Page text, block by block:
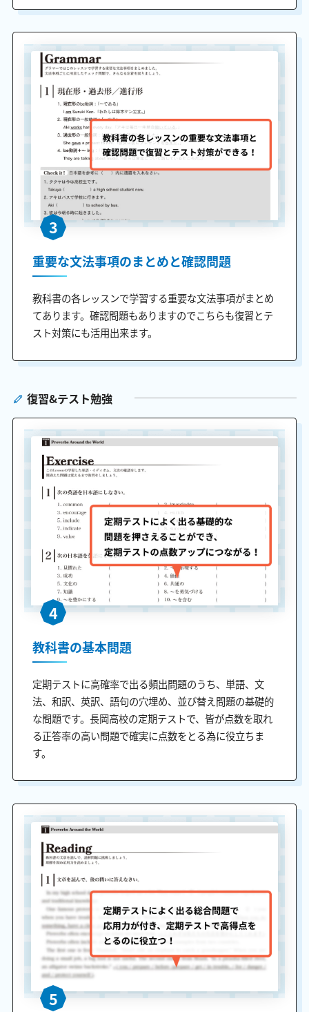
3
重要な文法事項のまとめと確認問題
教科書の各レッスンで学習する重要な文法事項がまとめ
てあります。確認問題もありますのでこちらも復習とテ
スト対策にも活用出来ます。
復習&テスト勉強
4
教科書の基本問題
定期テストに高確率で出る頻出問題のうち、単語、文
法、和訳、英訳、語句の穴埋め、並び替え問題の基礎的
な問題です。長岡高校の定期テストで、皆が点数を取れ
る正答率の高い問題で確実に点数をとる為に役立ちま
す。
5